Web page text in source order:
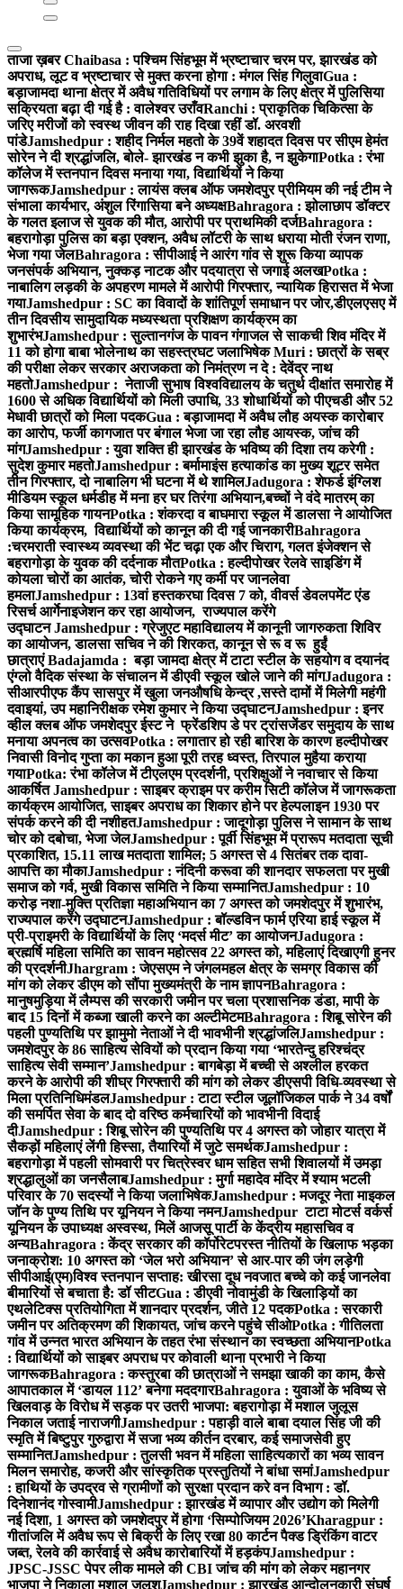
ताजा ख़बरChaibasa : पश्चिम सिंहभूम में भ्रष्टाचार चरम पर, झारखंड को
अपराध, लूट व भ्रष्टाचार से मुक्त करना होगा : मंगल सिंह गिलुवाGua :
बड़ाजामदा थाना क्षेत्र में अवैध गतिविधियों पर लगाम के लिए क्षेत्र में पुलिसिया
सक्रियता बढ़ा दी गई है : वालेश्वर उराँवRanchi : प्राकृतिक चिकित्सा के
जरिए मरीजों को स्वस्थ जीवन की राह दिखा रहीं डॉ. अरवशी
पांडेJamshedpur : शहीद निर्मल महतो के 39वें शहादत दिवस पर सीएम हेमंत
सोरेन ने दी श्रद्धांजलि, बोले- झारखंड न कभी झुका है, न झुकेगाPotka : रंभा
कॉलेज में स्तनपान दिवस मनाया गया, विद्यार्थियों ने किया
जागरूकJamshedpur : लायंस क्लब ऑफ जमशेदपुर प्रीमियम की नई टीम ने
संभाला कार्यभार, अंशुल रिंगासिया बने अध्यक्षBahragora : झोलाछाप डॉक्टर
के गलत इलाज से युवक की मौत, आरोपी पर प्राथमिकी दर्जBahragora :
बहरागोड़ा पुलिस का बड़ा एक्शन, अवैध लॉटरी के साथ धराया मोती रंजन राणा,
भेजा गया जेलBahragora : सीपीआई ने आरंग गांव से शुरू किया व्यापक
जनसंपर्क अभियान, नुक्कड़ नाटक और पदयात्रा से जगाई अलखPotka :
नाबालिग लड़की के अपहरण मामले में आरोपी गिरफ्तार, न्यायिक हिरासत में भेजा
गयाJamshedpur : SC का विवादों के शांतिपूर्ण समाधान पर जोर,डीएलएसए में
तीन दिवसीय सामुदायिक मध्यस्थता प्रशिक्षण कार्यक्रम का
शुभारंभJamshedpur : सुल्तानगंज के पावन गंगाजल से साकची शिव मंदिर में
11 को होगा बाबा भोलेनाथ का सहस्त्रघट जलाभिषेकMuri : छात्रों के सब्र
की परीक्षा लेकर सरकार अराजकता को निमंत्रण न दे : देवेंद्र नाथ
महतोJamshedpur : नेताजी सुभाष विश्वविद्यालय के चतुर्थ दीक्षांत समारोह में
1600 से अधिक विद्यार्थियों को मिली उपाधि, 33 शोधार्थियों को पीएचडी और 52
मेधावी छात्रों को मिला पदकGua : बड़ाजामदा में अवैध लौह अयस्क कारोबार
का आरोप, फर्जी कागजात पर बंगाल भेजा जा रहा लौह आयस्क, जांच की
मांगJamshedpur : युवा शक्ति ही झारखंड के भविष्य की दिशा तय करेगी :
सुदेश कुमार महतोJamshedpur : बर्मामाइंस हत्याकांड का मुख्य शूटर समेत
तीन गिरफ्तार, दो नाबालिग भी घटना में थे शामिलJadugora : शेफर्ड इंग्लिश
मीडियम स्कूल धर्मडीह में मना हर घर तिरंगा अभियान,बच्चों ने वंदे मातरम् का
किया सामूहिक गायनPotka : शंकरदा व बाघमारा स्कूल में डालसा ने आयोजित
किया कार्यक्रम, विद्यार्थियों को कानून की दी गई जानकारीBahragora
:चरमराती स्वास्थ्य व्यवस्था की भेंट चढ़ा एक और चिराग, गलत इंजेक्शन से
बहरागोड़ा के युवक की दर्दनाक मौतPotka : हल्दीपोखर रेलवे साइडिंग में
कोयला चोरों का आतंक, चोरी रोकने गए कर्मी पर जानलेवा
हमलाJamshedpur : 13वां हस्तकरघा दिवस 7 को, वीवर्स डेवलपमेंट एंड
रिसर्च आर्गेनाइजेशन कर रहा आयोजन, राज्यपाल करेंगे
उद्घाटनJamshedpur : ग्रेजुएट महाविद्यालय में कानूनी जागरुकता शिविर
का आयोजन, डालसा सचिव ने की शिरकत, कानून से रू व रू हुईं
छात्राएंBadajamda : बड़ा जामदा क्षेत्र में टाटा स्टील के सहयोग व दयानंद
एंग्लो वैदिक संस्था के संचालन में डीएवी स्कूल खोले जाने की मांगJadugora :
सीआरपीएफ कैंप सासपुर में खुला जनऔषधि केन्द्र ,सस्ते दामों में मिलेगी महंगी
दवाइयां, उप महानिरीक्षक रमेश कुमार ने किया उद्घाटनJamshedpur : इनर
व्हील क्लब ऑफ जमशेदपुर ईस्ट ने फ्रेंडशिप डे पर ट्रांसजेंडर समुदाय के साथ
मनाया अपनत्व का उत्सवPotka : लगातार हो रही बारिश के कारण हल्दीपोखर
निवासी विनोद गुप्ता का मकान हुआ पूरी तरह ध्वस्त, तिरपाल मुहैया कराया
गयाPotka: रंभा कॉलेज में टीएलएम प्रदर्शनी, प्रशिक्षुओं ने नवाचार से किया
आकर्षितJamshedpur : साइबर क्राइम पर करीम सिटी कॉलेज में जागरूकता
कार्यक्रम आयोजित, साइबर अपराध का शिकार होने पर हेल्पलाइन 1930 पर
संपर्क करने की दी नशीहतJamshedpur : जादूगोड़ा पुलिस ने सामान के साथ
चोर को दबोचा, भेजा जेलJamshedpur : पूर्वी सिंहभूम में प्रारूप मतदाता सूची
प्रकाशित, 15.11 लाख मतदाता शामिल; 5 अगस्त से 4 सितंबर तक दावा-
आपत्ति का मौकाJamshedpur : नंदिनी करूवा की शानदार सफलता पर मुखी
समाज को गर्व, मुखी विकास समिति ने किया सम्मानितJamshedpur : 10
करोड़ नशा-मुक्ति प्रतिज्ञा महाअभियान का 7 अगस्त को जमशेदपुर में शुभारंभ,
राज्यपाल करेंगे उद्घाटनJamshedpur : बॉल्डविन फार्म एरिया हाई स्कूल में
प्री-प्राइमरी के विद्यार्थियों के लिए ‘मदर्स मीट’ का आयोजनJadugora :
ब्रह्मर्षि महिला समिति का सावन महोत्सव 22 अगस्त को, महिलाएं दिखाएगी हुनर
की प्रदर्शनीJhargram : जेएसएम ने जंगलमहल क्षेत्र के समग्र विकास की
मांग को लेकर डीएम को सौंपा मुख्यमंत्री के नाम ज्ञापनBahragora :
मानुषमुड़िया में लैम्पस की सरकारी जमीन पर चला प्रशासनिक डंडा, मापी के
बाद 15 दिनों में कब्जा खाली करने का अल्टीमेटमBahragora : शिबू सोरेन की
पहली पुण्यतिथि पर झामुमो नेताओं ने दी भावभीनी श्रद्धांजलिJamshedpur :
जमशेदपुर के 86 साहित्य सेवियों को प्रदान किया गया ‘भारतेन्दु हरिश्चंद्र
साहित्य सेवी सम्मान’Jamshedpur : बागबेड़ा में बच्ची से अश्लील हरकत
करने के आरोपी की शीघ्र गिरफ्तारी की मांग को लेकर डीएसपी विधि-व्यवस्था से
मिला प्रतिनिधिमंडलJamshedpur : टाटा स्टील जूलॉजिकल पार्क ने 34 वर्षों
की समर्पित सेवा के बाद दो वरिष्ठ कर्मचारियों को भावभीनी विदाई
दीJamshedpur : शिबू सोरेन की पुण्यतिथि पर 4 अगस्त को जोहार यात्रा में
सैकड़ों महिलाएं लेंगी हिस्सा, तैयारियों में जुटे समर्थकJamshedpur :
बहरागोड़ा में पहली सोमवारी पर चित्रेस्वर धाम सहित सभी शिवालयों में उमड़ा
श्रद्धालुओं का जनसैलाबJamshedpur : मुर्गा महादेव मंदिर में श्याम भटली
परिवार के 70 सदस्यों ने किया जलाभिषेकJamshedpur : मजदूर नेता माइकल
जॉन के पुण्य तिथि पर यूनियन ने किया नमनJamshedpur टाटा मोटर्स वर्कर्स
यूनियन के उपाध्यक्ष अस्वस्थ, मिलें आजसू पार्टी के केंद्रीय महासचिव व
अन्यBahragora : केंद्र सरकार की कॉर्पोरेटपरस्त नीतियों के खिलाफ भड़का
जनाक्रोश: 10 अगस्त को ‘जेल भरो अभियान’ से आर-पार की जंग लड़ेगी
सीपीआई(एम)विश्व स्तनपान सप्ताह: खीरसा दूध नवजात बच्चे को कई जानलेवा
बीमारियों से बचाता है: डॉ सीटGua : डीएवी नोवामुंडी के खिलाड़ियों का
एथलेटिक्स प्रतियोगिता में शानदार प्रदर्शन, जीते 12 पदकPotka : सरकारी
जमीन पर अतिक्रमण की शिकायत, जांच करने पहुंचे सीओPotka : गीतिलता
गांव में उन्नत भारत अभियान के तहत रंभा संस्थान का स्वच्छता अभियानPotka
: विद्यार्थियों को साइबर अपराध पर कोवाली थाना प्रभारी ने किया
जागरूकBahragora : कस्तुरबा की छात्राओं ने समझा खाकी का काम, कैसे
आपातकाल में ‘डायल 112’ बनेगा मददगारBahragora : युवाओं के भविष्य से
खिलवाड़ के विरोध में सड़क पर उतरी भाजपा: बहरागोड़ा में मशाल जुलूस
निकाल जताई नाराजगीJamshedpur : पहाड़ी वाले बाबा दयाल सिंह जी की
स्मृति में बिष्टुपुर गुरुद्वारा में सजा भव्य कीर्तन दरबार, कई समाजसेवी हुए
सम्मानितJamshedpur : तुलसी भवन में महिला साहित्यकारों का भव्य सावन
मिलन समारोह, कजरी और सांस्कृतिक प्रस्तुतियों ने बांधा समांJamshedpur
: हाथियों के उपद्रव से ग्रामीणों को सुरक्षा प्रदान करे वन विभाग : डॉ.
दिनेशानंद गोस्वामीJamshedpur : झारखंड में व्यापार और उद्योग को मिलेगी
नई दिशा, 1 अगस्त को जमशेदपुर में होगा ‘सिम्पोजियम 2026’Kharagpur :
गीतांजलि में अवैध रूप से बिक्री के लिए रखा 80 कार्टन पैक्ड ड्रिंकिंग वाटर
जब्त, रेलवे की कार्रवाई से अवैध कारोबारियों में हड़कंपJamshedpur :
JPSC-JSSC पेपर लीक मामले की CBI जांच की मांग को लेकर महानगर
भाजपा ने निकाला मशाल जुलूशJamshedpur : झारखंड आन्दोलनकारी संघर्ष